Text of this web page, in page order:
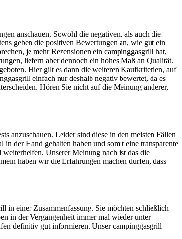
anschauen. Sowohl die negativen, als auch die
geben die positiven Bewertungen an, wie gut ein
je mehr Rezensionen ein campinggasgrill hat,
liefern aber dennoch ein hohes Maß an Qualität.
Hier gilt es dann die weiteren Kaufkriterien, auf
einfach nur deshalb negativ bewertet, da es
Hören Sie nicht auf die Meinung anderer,
anzuschauen. Leider sind diese in den meisten Fällen
in der Hand gehalten haben und somit eine transparente
Unserer Meinung nach ist das die
haben wir die Erfahrungen machen dürfen, dass
in einer Zusammenfassung. Sie möchten schließlich
in der Vergangenheit immer mal wieder unter
definitiv gut informieren. Unser campinggasgrill